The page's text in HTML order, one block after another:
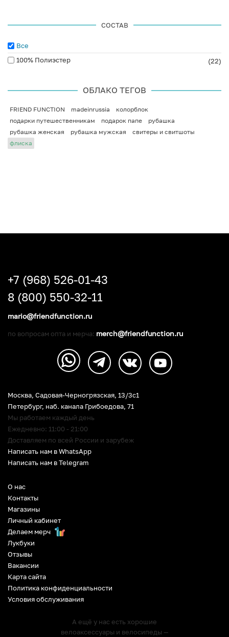
СОСТАВ
Все
100% Полиэстер
(22)
ОБЛАКО ТЕГОВ
FRIEND FUNCTION madeinrussia
колорблок
подарки путешественникам
подарок папе
рубашка
рубашка женская
рубашка мужская
свитеры и свитшоты
флиска
О нас
Контакты
Магазины
Личный кабинет
Делаем мерч
Лукбуки
Отзывы
Вакансии
Карта сайта
Политика конфиденциальности
Условия обслуживания
А ещё у нас есть хорошие
велоаксессуары и велосипеды —
Москва, Садовая-Черногрязская, 13/3c1
Петербург, наб. канала Грибоедова, 71
Мы работаем каждый день
Ежедневно: 11:00 - 21:00
Доставляем по всей России и зарубеж
Написать нам в WhatsApp
Написать нам в Telegram
+7 (968) 526-01-43
8 (800) 550-32-11
mario@friendfunction.ru
по вопросам опта и мерча: merch@friendfunction.ru